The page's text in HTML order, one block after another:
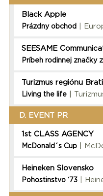
Black Apple
Prázdny obchod |
SEESAME
Príbeh rodinnej značky
Turizmus regiónu
Living the life |
D. EVENT PR
1st CLASS AGENCY
McDonald´s Cup |
Heineken Slovensko
Pohostinstvo ‘73 |